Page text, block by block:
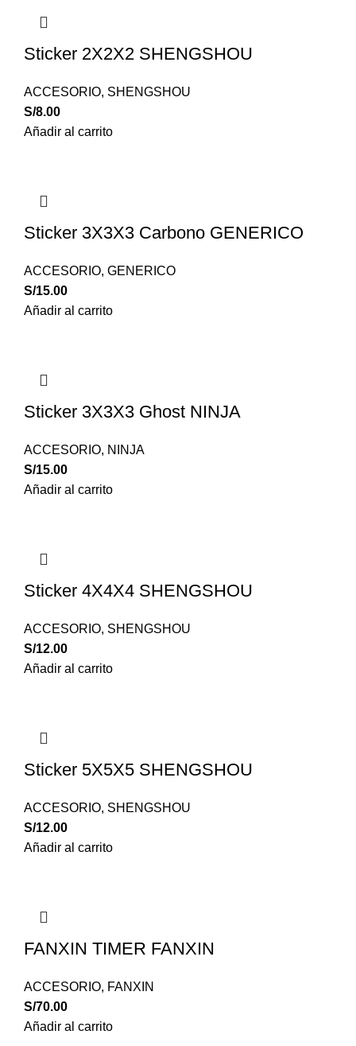
Sticker 2X2X2 SHENGSHOU
ACCESORIO, SHENGSHOU
S/8.00
Añadir al carrito
Sticker 3X3X3 Carbono GENERICO
ACCESORIO, GENERICO
S/15.00
Añadir al carrito
Sticker 3X3X3 Ghost NINJA
ACCESORIO, NINJA
S/15.00
Añadir al carrito
Sticker 4X4X4 SHENGSHOU
ACCESORIO, SHENGSHOU
S/12.00
Añadir al carrito
Sticker 5X5X5 SHENGSHOU
ACCESORIO, SHENGSHOU
S/12.00
Añadir al carrito
FANXIN TIMER FANXIN
ACCESORIO, FANXIN
S/70.00
Añadir al carrito